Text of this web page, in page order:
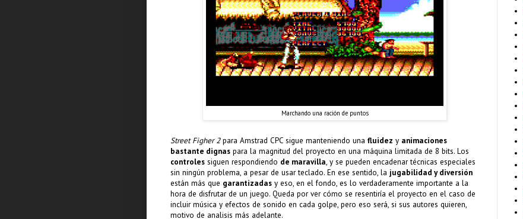
Marchando una ración de puntos
Street Figher 2para Amstrad CPC sigue manteniendo una fluidez y animaciones
bastante dignas para la magnitud del proyecto en una máquina limitada de 8 bits. Los
controles siguen respondiendo de maravilla, y se pueden encadenar técnicas especiales
sin ningún problema, a pesar de usar teclado. En ese sentido, la jugabilidad y diversión
están más que garantizadas y eso, en el fondo, es lo verdaderamente importante a la
hora de disfrutar de un juego. Queda por ver cómo se resentiría el proyecto en el caso de
incluir música y efectos de sonido en cada golpe, pero eso será, si sus autores quieren,
motivo de analisis más adelante.